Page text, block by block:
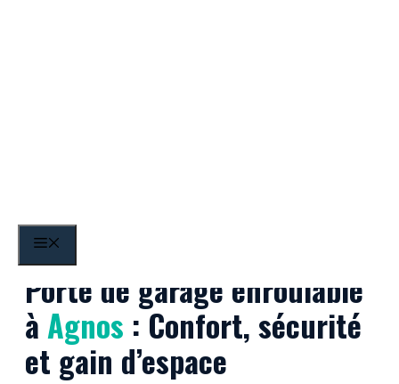
Porte de garage enroulable
à Agnos : Confort, sécurité
et gain d’espace